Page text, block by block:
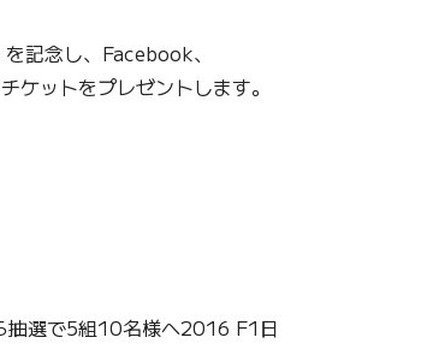
記念し、Facebook、
ットをプレゼントします。
選で5組10名様へ2016 F1日